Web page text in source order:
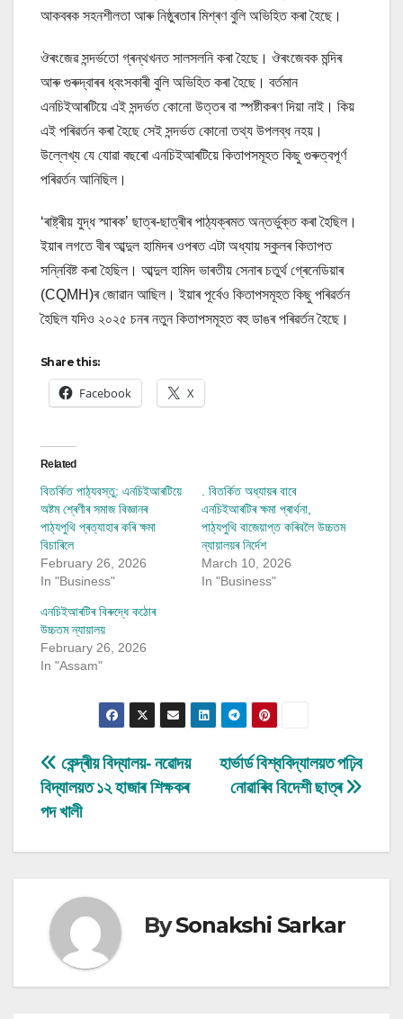
আকবৰক সহনশীলতা আৰু নিষ্ঠুৰতাৰ মিশ্ৰণ বুলি অভিহিত কৰা হৈছে।
ঔৰংজেৱ সন্দৰ্ভতো গ্ৰন্থখনত সালসলনি কৰা হৈছে। ঔৰংজেবক মন্দিৰ
আৰু গুৰুদ্বাৰৰ ধ্বংসকাৰী বুলি অভিহিত কৰা হৈছে। বৰ্তমান
এনচিইআৰটিয়ে এই সন্দৰ্ভত কোনো উত্তৰ বা স্পষ্টীকৰণ দিয়া নাই। কিয়
এই পৰিৱৰ্তন কৰা হৈছে সেই সন্দৰ্ভত কোনো তথ্য উপলব্ধ নহয়।
উল্লেখ্য যে যোৱা বছৰো এনচিইআৰটিয়ে কিতাপসমূহত কিছু গুৰুত্বপূৰ্ণ
পৰিৱৰ্তন আনিছিল।
‘ৰাষ্ট্ৰীয় যুদ্ধ স্মাৰক’ ছাত্ৰ-ছাত্ৰীৰ পাঠ্যক্ৰমত অন্তৰ্ভুক্ত কৰা হৈছিল।
ইয়াৰ লগতে বীৰ আব্দুল হামিদৰ ওপৰত এটা অধ্যায় স্কুলৰ কিতাপত
সন্নিবিষ্ট কৰা হৈছিল। আব্দুল হামিদ ভাৰতীয় সেনাৰ চতুৰ্থ গ্ৰেনেডিয়াৰ
(CQMH)ৰ জোৱান আছিল। ইয়াৰ পূৰ্বেও কিতাপসমূহত কিছু পৰিৱৰ্তন
হৈছিল যদিও ২০২৫ চনৰ নতুন কিতাপসমূহত বহু ডাঙৰ পৰিৱৰ্তন হৈছে।
Share this:
Facebook X
Related
বিতৰ্কিত পাঠ্যবস্তু: এনচিইআৰটিয়ে
অষ্টম শ্ৰেণীৰ সমাজ বিজ্ঞানৰ
পাঠ্যপুথি প্ৰত্যাহাৰ কৰি ক্ষমা
বিচাৰিলে
February 26, 2026
In "Business"
. বিতৰ্কিত অধ্যায়ৰ বাবে
এনচিইআৰটিৰ ক্ষমা প্ৰাৰ্থনা,
পাঠ্যপুথি বাজেয়াপ্ত কৰিবলৈ উচ্চতম
ন্যায়ালয়ৰ নির্দেশ
March 10, 2026
In "Business"
এনচিইআৰটিৰ বিৰুদ্ধে কঠোৰ
উচ্চতম ন্যায়ালয়
February 26, 2026
In "Assam"
Post
navigation
হাৰ্ভাৰ্ড বিশ্ববিদ্যালয়ত পঢ়িব
নোৱাৰিব বিদেশী ছাত্ৰ
কেন্দ্ৰীয় বিদ্যালয়- নৱোদয়
বিদ্যালয়ত ১২ হাজাৰ শিক্ষকৰ
পদ খালী
BySonakshi Sarkar